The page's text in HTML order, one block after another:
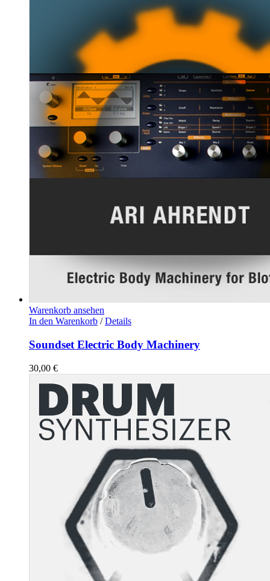
Warenkorb ansehen
In den Warenkorb / Details
Soundset Electric Body Machinery
30,00 €